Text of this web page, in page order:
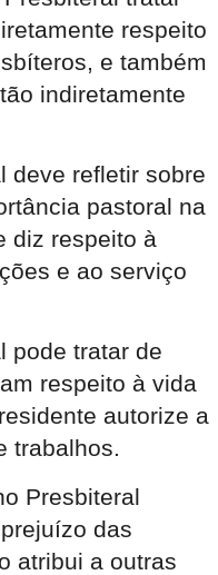
respeito
e também
indiretamente
deve refletir sobre
pastoral na
diz respeito à
e ao serviço
pode tratar de
respeito à vida
autorize a
trabalhos.
Presbiteral
das
atribui a outras